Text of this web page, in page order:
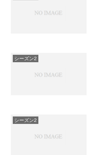
シーズン2
シーズン2